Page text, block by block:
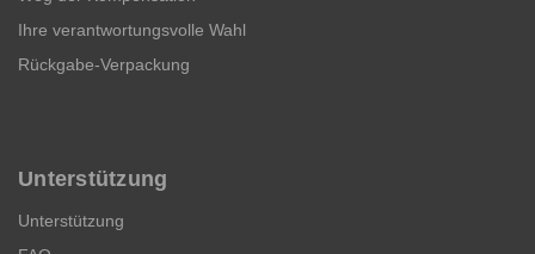
Ihre verantwortungsvolle Wahl
Rückgabe-Verpackung
Unterstützung
Unterstützung